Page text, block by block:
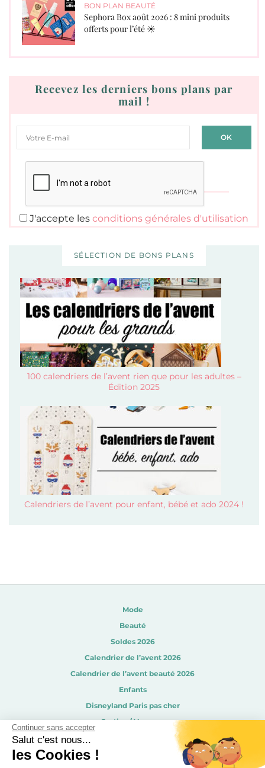
Continuer sans accepter
Salut c'est nous...
les Cookies !
BON PLAN BEAUTÉ
Sephora Box août 2026 : 8 mini produits
offerts pour l’été ☀️
Recevez les derniers bons plans par
mail !
J'accepte les conditions générales d'utilisation
SÉLECTION DE BONS PLANS
100 calendriers de l’avent rien que pour les adultes –
Édition 2025
Calendriers de l’avent pour enfant, bébé et ado 2024 !
Mode
Beauté
Soldes 2026
Calendrier de l’avent 2026
Calendrier de l’avent beauté 2026
Enfants
Disneyland Paris pas cher
Sorties / Voyages